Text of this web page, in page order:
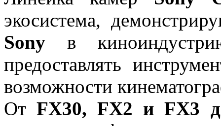
экосистема,
Sony в
предоставлять
возможности
ОтFX30, FX2 и FX3